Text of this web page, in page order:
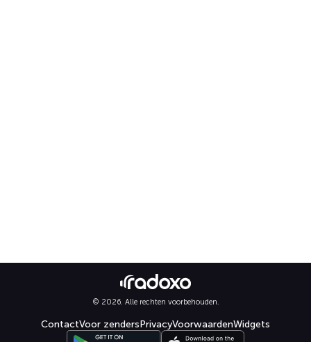
© 2026. Alle rechten voorbehouden.
ContactVoor zendersPrivacyVoorwaardenWidgets